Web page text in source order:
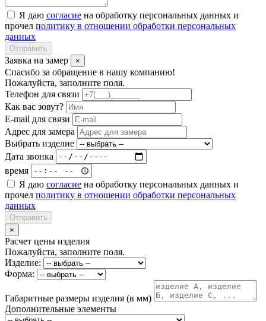
Я даю согласие на обработку персональных данных и
прочел политику в отношении обработки персональных
данных
Отправить
Заявка на замер ×
Спасибо за обращение в нашу компанию!
Пожалуйста, заполните поля.
Телефон для связи
Как вас зовут?
E-mail для связи
Адрес для замера
Выбрать изделие
Дата звонка
время
Я даю согласие на обработку персональных данных и
прочел политику в отношении обработки персональных
данных
Отправить
×
Расчет цены изделия
Пожалуйста, заполните поля.
Изделие:
Форма:
Габаритные размеры изделия (в мм)
Дополнительные элементы